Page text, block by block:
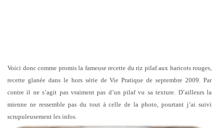
Voici donc comme promis la fameuse recette du riz pilaf aux haricots rouges,
recette glanée dans le hors série de Vie Pratique de septembre 2009. Par
contre il ne s’agit pas vraiment pas d’un pilaf vu sa texture. D’ailleurs la
mienne ne ressemble pas du tout à celle de la photo, pourtant j’ai suivi
scrupuleusement les infos.